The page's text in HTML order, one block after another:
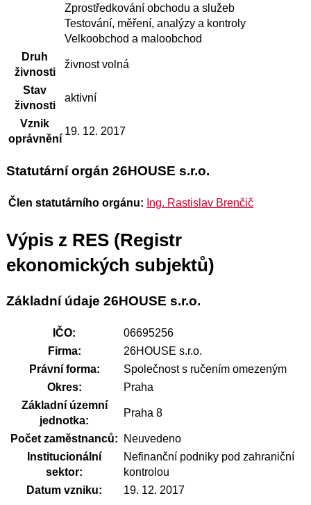
Zprostředkování obchodu a služeb
Testování, měření, analýzy a kontroly
Velkoobchod a maloobchod
Druh
živnosti
živnost volná
Stav
živnosti
aktivní
Vznik
oprávnění
19. 12. 2017
Statutární orgán 26HOUSE s.r.o.
Člen statutárního orgánu: Ing. Rastislav Brenčič
Výpis z RES (Registr
ekonomických subjektů)
Základní údaje 26HOUSE s.r.o.
IČO:
06695256
Firma:
26HOUSE s.r.o.
Právní forma:
Společnost s ručením omezeným
Okres:
Praha
Základní územní
jednotka:
Praha 8
Počet zaměstnanců:
Neuvedeno
Institucionální
sektor:
Nefinanční podniky pod zahraniční
kontrolou
Datum vzniku:
19. 12. 2017